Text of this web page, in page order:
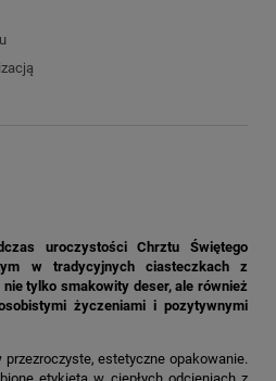
uroczystości Chrztu Świętego
w tradycyjnych ciasteczkach z
tylko smakowity deser, ale również
życzeniami i pozytywnymi
estetyczne opakowanie.